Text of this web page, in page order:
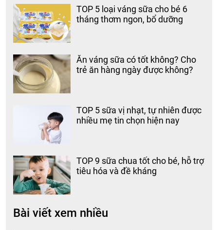
TOP 5 loại váng sữa cho bé 6
tháng thơm ngon, bổ dưỡng
Ăn váng sữa có tốt không? Cho
trẻ ăn hàng ngày được không?
TOP 5 sữa vị nhạt, tự nhiên được
nhiều mẹ tin chọn hiện nay
TOP 9 sữa chua tốt cho bé, hỗ trợ
tiêu hóa và đề kháng
Bài viết xem nhiều